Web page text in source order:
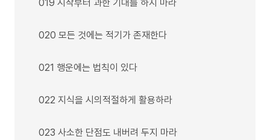
019 시작부터 과한 기대를 하지 마라
020 모든 것에는 적기가 존재한다
021 행운에는 법칙이 있다
022 지식을 시의적절하게 활용하라
023 사소한 단점도 내버려 두지 마라